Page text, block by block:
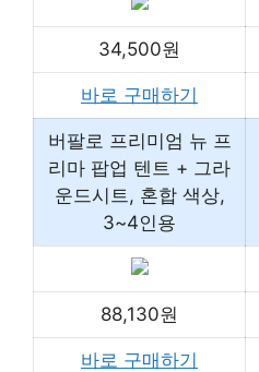
34,500원
바로 구매하기
버팔로 프리미엄 뉴 프
리마 팝업 텐트 + 그라
운드시트, 혼합 색상,
3~4인용
88,130원
바로 구매하기